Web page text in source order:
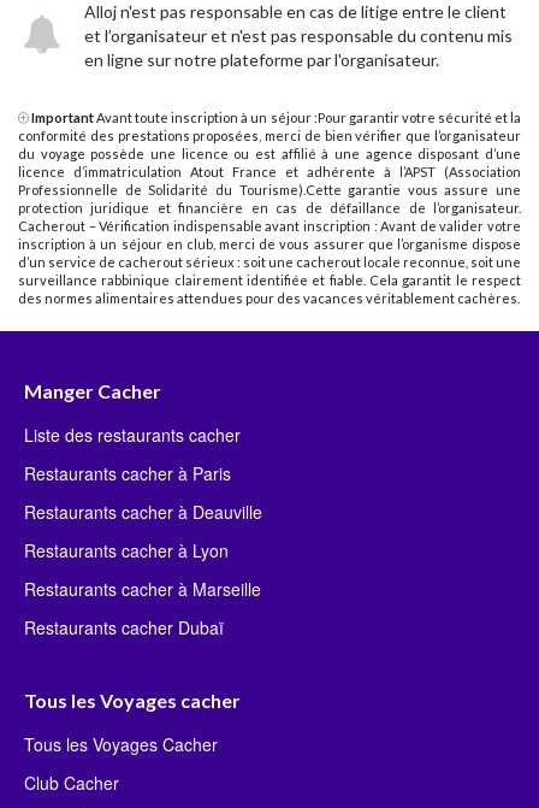
Alloj n'est pas responsable en cas de litige entre le client
et l’organisateur et n'est pas responsable du contenu mis
en ligne sur notre plateforme par l'organisateur.
ImportantAvant toute inscription à un séjour :Pour garantir votre sécurité et la
conformité des prestations proposées, merci de bien vérifier que l’organisateur
du voyage possède une licence ou est affilié à une agence disposant d’une
licence d’immatriculation Atout France et adhérente à l’APST (Association
Professionnelle de Solidarité du Tourisme).Cette garantie vous assure une
protection juridique et financière en cas de défaillance de l’organisateur.
Cacherout – Vérification indispensable avant inscription : Avant de valider votre
inscription à un séjour en club, merci de vous assurer que l’organisme dispose
d’un service de cacherout sérieux : soit une cacherout locale reconnue, soit une
surveillance rabbinique clairement identifiée et fiable. Cela garantit le respect
des normes alimentaires attendues pour des vacances véritablement cachères.
Manger Cacher
Liste des restaurants cacher
Restaurants cacher à Paris
Restaurants cacher à Deauville
Restaurants cacher à Lyon
Restaurants cacher à Marseille
Restaurants cacher Dubaï
Tous les Voyages cacher
Tous les Voyages Cacher
Club Cacher